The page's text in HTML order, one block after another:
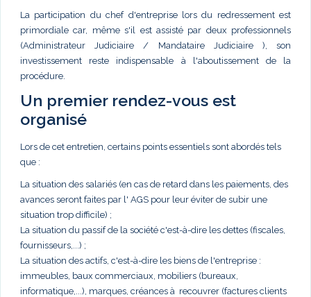
La participation du chef d'entreprise lors du redressement est
primordiale car, même s'il est assisté par deux professionnels
(Administrateur Judiciaire / Mandataire Judiciaire ), son
investissement reste indispensable à l'aboutissement de la
procédure.
Un premier rendez-vous est
organisé
Lors de cet entretien, certains points essentiels sont abordés tels
que :
La situation des salariés (en cas de retard dans les paiements, des
avances seront faites par l' AGS pour leur éviter de subir une
situation trop difficile) ;
La situation du passif de la société c'est-à-dire les dettes (fiscales,
fournisseurs,...) ;
La situation des actifs, c'est-à-dire les biens de l'entreprise :
immeubles, baux commerciaux, mobiliers (bureaux,
informatique,...), marques, créances à recouvrer (factures clients